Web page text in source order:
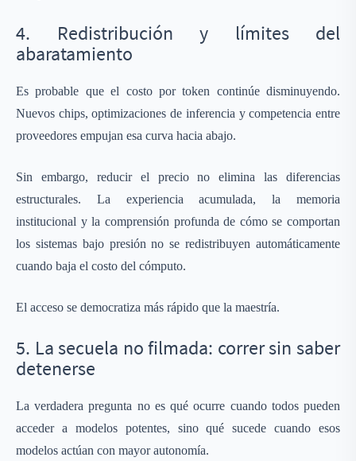
4. Redistribución y límites del
abaratamiento
Es probable que el costo por token continúe disminuyendo.
Nuevos chips, optimizaciones de inferencia y competencia entre
proveedores empujan esa curva hacia abajo.
Sin embargo, reducir el precio no elimina las diferencias
estructurales. La experiencia acumulada, la memoria
institucional y la comprensión profunda de cómo se comportan
los sistemas bajo presión no se redistribuyen automáticamente
cuando baja el costo del cómputo.
El acceso se democratiza más rápido que la maestría.
5. La secuela no filmada: correr sin saber
detenerse
La verdadera pregunta no es qué ocurre cuando todos pueden
acceder a modelos potentes, sino qué sucede cuando esos
modelos actúan con mayor autonomía.